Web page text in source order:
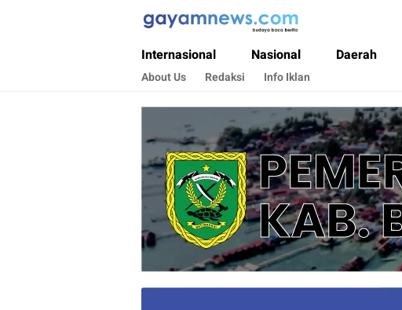
Gayamnews.com
Budaya Baca Berita
Internasional Nasional Daerah
About Us Redaksi Info Iklan